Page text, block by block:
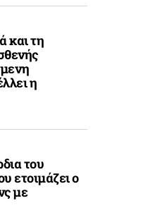
και τη
η
του
ετοιμάζει ο
με